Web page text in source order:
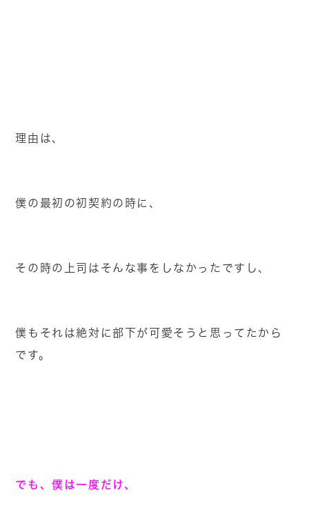
理由は、
僕の最初の初契約の時に、
その時の上司はそんな事をしなかったですし、
僕もそれは絶対に部下が可愛そうと思ってたから
です。
でも、僕は一度だけ、